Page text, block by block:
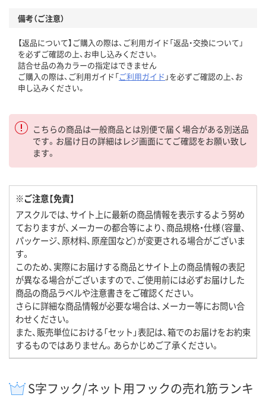
備考（ご注意）
【返品について】ご購入の際は、ご利用ガイド「返品・交換について」
を必ずご確認の上、お申し込みください。
詰合せ品の為カラーの指定はできません
ご購入の際は、ご利用ガイド「ご利用ガイド 」を必ずご確認の上、お
申し込みください。
こちらの商品は一般商品とは別便で届く場合がある別送品
です。お届け日の詳細はレジ画面にてご確認をお願い致し
ます。
※ご注意【免責】
アスクルでは、サイト上に最新の商品情報を表示するよう努め
ておりますが、メーカーの都合等により、商品規格・仕様（容量、
パッケージ、原材料、原産国など）が変更される場合がございま
す。
このため、実際にお届けする商品とサイト上の商品情報の表記
が異なる場合がございますので、ご使用前には必ずお届けした
商品の商品ラベルや注意書きをご確認ください。
さらに詳細な商品情報が必要な場合は、メーカー等にお問い合
わせください。
また、販売単位における「セット」表記は、箱でのお届けをお約束
するものではありません。あらかじめご了承ください。
S字フック/ネット用フックの売れ筋ランキ